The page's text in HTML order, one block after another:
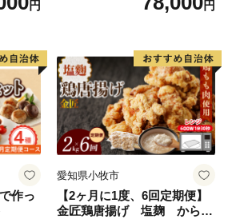
円 円
作っ
愛知県小牧市
【2ヶ月に1度、6回定期便】
金匠鶏唐揚げ 塩麹 からあ